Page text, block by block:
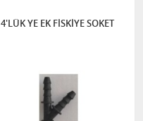
4'LÜK YE EK FİSKİYE SOKET